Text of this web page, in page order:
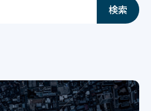
検索